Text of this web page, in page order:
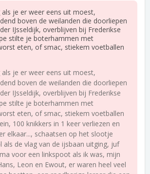
je er weer eens uit moest,
boven de weilanden die doorliepen
IJsseldijk, overblijven bij Frederikse
stilte je boterhammen met
eten, of smac, stiekem voetballen
je er weer eens uit moest,
boven de weilanden die doorliepen
IJsseldijk, overblijven bij Frederikse
stilte je boterhammen met
eten, of smac, stiekem voetballen
100 knikkers in 1 keer verliezen en
elkaar..., schaatsen op het slootje
als de vlag van de ijsbaan uitging, juf
voor een linkspoot als ik was, mijn
Leon en Ewout, er waren heel veel